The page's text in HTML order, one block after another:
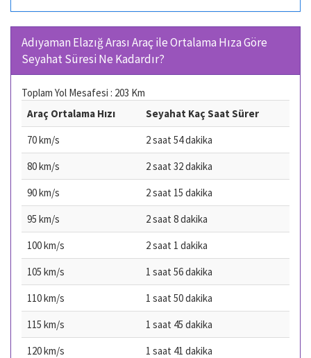
Adıyaman Elazığ Arası Araç ile Ortalama Hıza Göre
Seyahat Süresi Ne Kadardır?
Toplam Yol Mesafesi : 203 Km
Araç Ortalama Hızı
Seyahat Kaç Saat Sürer
70 km/s
2 saat 54 dakika
80 km/s
2 saat 32 dakika
90 km/s
2 saat 15 dakika
95 km/s
2 saat 8 dakika
100 km/s
2 saat 1 dakika
105 km/s
1 saat 56 dakika
110 km/s
1 saat 50 dakika
115 km/s
1 saat 45 dakika
120 km/s
1 saat 41 dakika